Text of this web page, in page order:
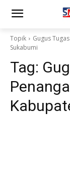
Topik
Gugus
Sukabumi
Tag: